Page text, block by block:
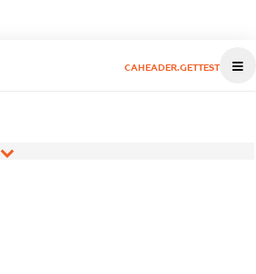
CAHEADER.GETTEST